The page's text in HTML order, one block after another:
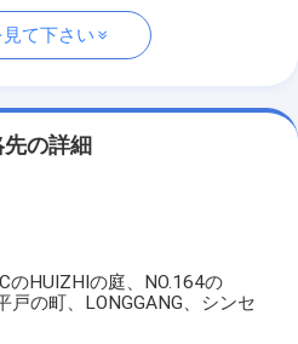
て下さい
の詳細
のHUIZHIの庭、NO.164の
戸の町、LONGGANG、シンセ